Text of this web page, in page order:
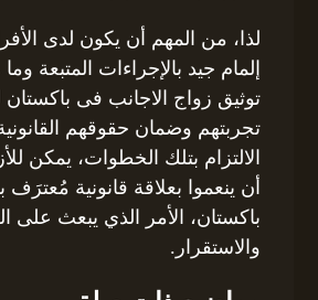
لذا، من المهم أن يكون لدى
إلمام جيد بالإجراءات المتبعة
توثيق زواج الاجانب فى
تجربتهم وضمان حقوقهم
الالتزام بتلك الخطوات، يمكن
أن ينعموا بعلاقة قانونية مُعترَف
باكستان، الأمر الذي يبعث على
والاستقرار.